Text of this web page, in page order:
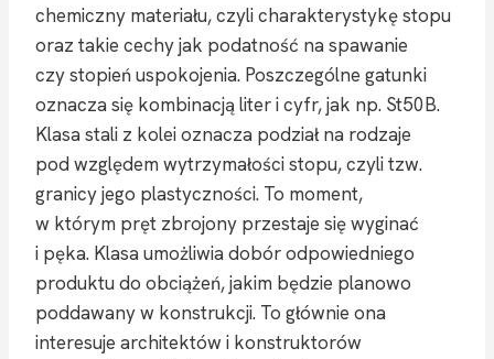
chemiczny materiału, czyli charakterystykę stopu
oraz takie cechy jak podatność na spawanie
czy stopień uspokojenia. Poszczególne gatunki
oznacza się kombinacją liter i cyfr, jak np. St50B.
Klasa stali z kolei oznacza podział na rodzaje
pod względem wytrzymałości stopu, czyli tzw.
granicy jego plastyczności. To moment,
w którym pręt zbrojony przestaje się wyginać
i pęka. Klasa umożliwia dobór odpowiedniego
produktu do obciążeń, jakim będzie planowo
poddawany w konstrukcji. To głównie ona
interesuje architektów i konstruktorów